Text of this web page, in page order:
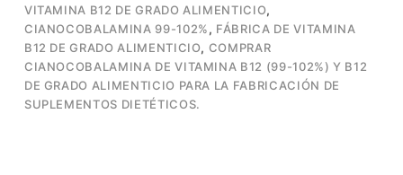
VITAMINA B12 DE GRADO ALIMENTICIO,
CIANOCOBALAMINA 99-102%, FÁBRICA DE VITAMINA
B12 DE GRADO ALIMENTICIO, COMPRAR
CIANOCOBALAMINA DE VITAMINA B12 (99-102%) Y B12
DE GRADO ALIMENTICIO PARA LA FABRICACIÓN DE
SUPLEMENTOS DIETÉTICOS.